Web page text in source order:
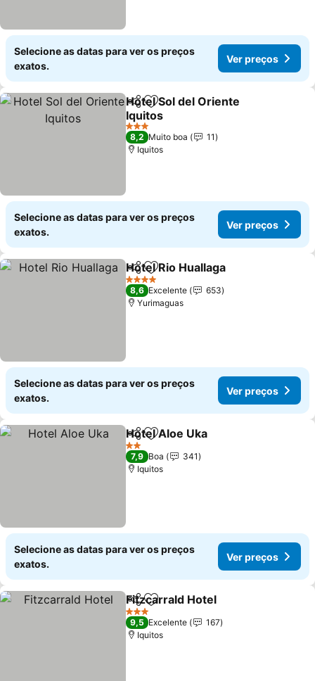
Selecione as datas para ver os preços
exatos.
Ver preços
PartilharAdicionar aos favoritos
Hotel Sol del Oriente
Iquitos
3 Estrelas
8,2 Muito boa
11
Iquitos
Selecione as datas para ver os preços
exatos.
Ver preços
PartilharAdicionar aos favoritos
Hotel Rio Huallaga
4 Estrelas
8,6 Excelente
653
Yurimaguas
Selecione as datas para ver os preços
exatos.
Ver preços
PartilharAdicionar aos favoritos
Hotel Aloe Uka
2 Estrelas
7,9 Boa
341
Iquitos
Selecione as datas para ver os preços
exatos.
Ver preços
PartilharAdicionar aos favoritos
Fitzcarrald Hotel
3 Estrelas
9,5 Excelente
167
Iquitos